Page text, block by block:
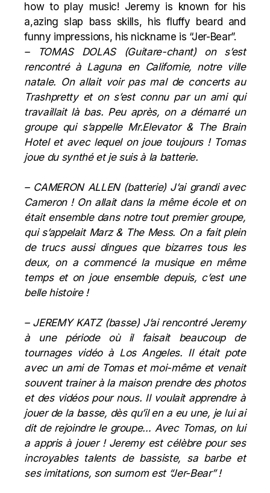
how to play music! Jeremy is known for his
a,azing slap bass skills, his fluffy beard and
funny impressions, his nickname is “Jer-Bear”.
– TOMAS DOLAS (Guitare-chant) on s’est
rencontré à Laguna en Californie, notre ville
natale. On allait voir pas mal de concerts au
Trashpretty et on s’est connu par un ami qui
travaillait là bas. Peu après, on a démarré un
groupe qui s’appelle Mr.Elevator & The Brain
Hotel et avec lequel on joue toujours ! Tomas
joue du synthé et je suis à la batterie.
– CAMERON ALLEN (batterie) J’ai grandi avec
Cameron ! On allait dans la même école et on
était ensemble dans notre tout premier groupe,
qui s’appelait Marz & The Mess. On a fait plein
de trucs aussi dingues que bizarres tous les
deux, on a commencé la musique en même
temps et on joue ensemble depuis, c’est une
belle histoire !
– JEREMY KATZ (basse) J’ai rencontré Jeremy
à une période où il faisait beaucoup de
tournages vidéo à Los Angeles. Il était pote
avec un ami de Tomas et moi-même et venait
souvent trainer à la maison prendre des photos
et des vidéos pour nous. Il voulait apprendre à
jouer de la basse, dès qu’il en a eu une, je lui ai
dit de rejoindre le groupe… Avec Tomas, on lui
a appris à jouer ! Jeremy est célèbre pour ses
incroyables talents de bassiste, sa barbe et
ses imitations, son surnom est “Jer-Bear” !